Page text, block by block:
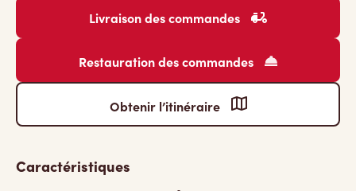
Livraison des commandes
Restauration des commandes
Obtenir l’itinéraire
Caractéristiques